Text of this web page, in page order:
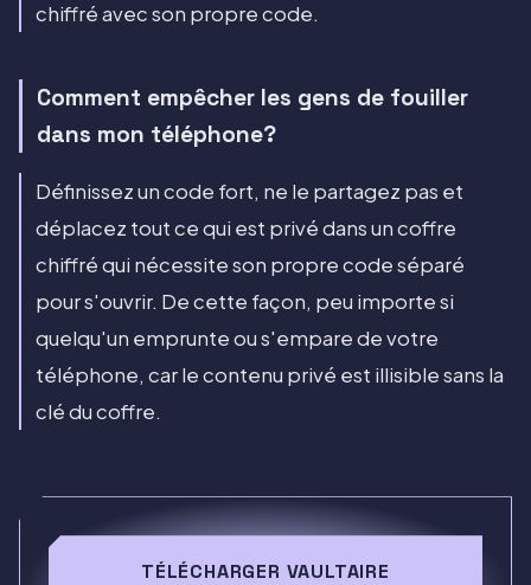
chiffré avec son propre code.
Comment empêcher les gens de fouiller
dans mon téléphone?
Définissez un code fort, ne le partagez pas et
déplacez tout ce qui est privé dans un coffre
chiffré qui nécessite son propre code séparé
pour s'ouvrir. De cette façon, peu importe si
quelqu'un emprunte ou s'empare de votre
téléphone, car le contenu privé est illisible sans la
clé du coffre.
TÉLÉCHARGER VAULTAIRE